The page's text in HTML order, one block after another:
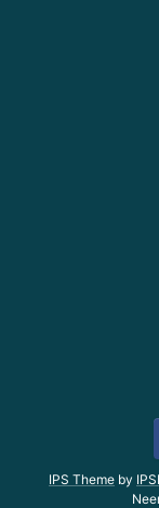
IPS Theme by